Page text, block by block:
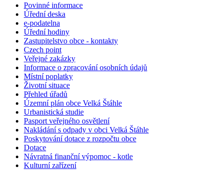
Povinné informace
Úřední deska
e-podatelna
Úřední hodiny
Zastupitelstvo obce - kontakty
Czech point
Veřejné zakázky
Informace o zpracování osobních údajů
Místní poplatky
Životní situace
Přehled úřadů
Územní plán obce Velká Štáhle
Urbanistická studie
Pasport veřejného osvětlení
Nakládání s odpady v obci Velká Štáhle
Poskytování dotace z rozpočtu obce
Dotace
Návratná finanční výpomoc - kotle
Kulturní zařízení